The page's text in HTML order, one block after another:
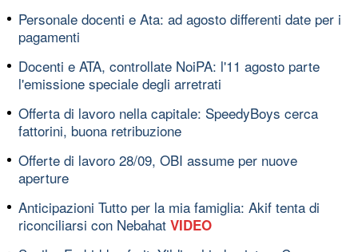
Personale docenti e Ata: ad agosto differenti date per i
pagamenti
Docenti e ATA, controllate NoiPA: l'11 agosto parte
l'emissione speciale degli arretrati
Offerta di lavoro nella capitale: SpeedyBoys cerca
fattorini, buona retribuzione
Offerte di lavoro 28/09, OBI assume per nuove
aperture
Anticipazioni Tutto per la mia famiglia: Akif tenta di
riconciliarsi con Nebahat VIDEO